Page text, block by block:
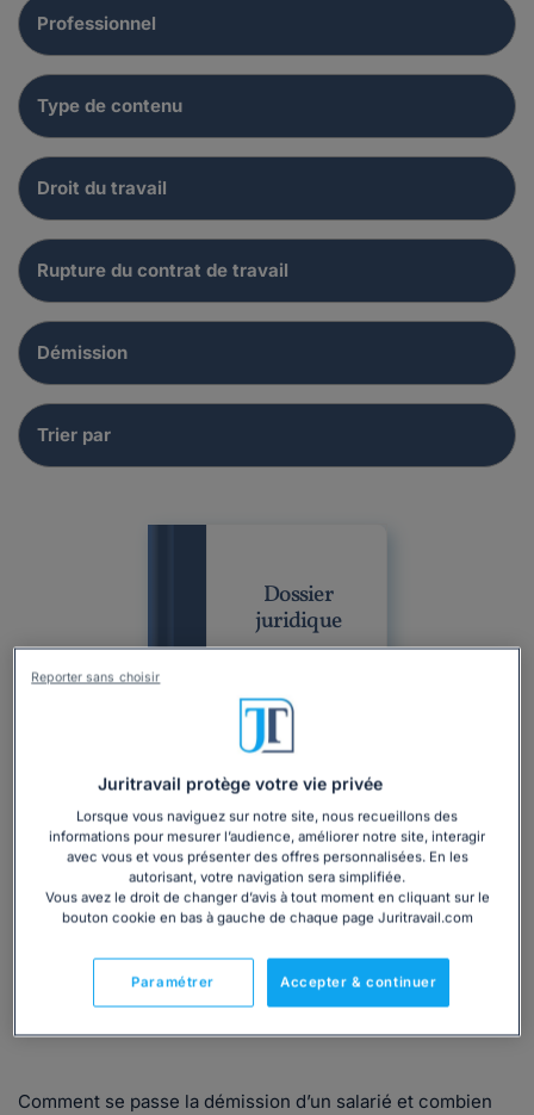
Dossier
juridique
Dossier Professionnel Droit du travail
Rupture du contrat de travail Démission Chômage
Contrats de Travail
Démission d'un salarié en CDI : préavis,
procédures...
Comment se passe la démission d’un salarié et combien
Juritravail protège votre vie privée
Lorsque vous naviguez sur notre site, nous recueillons des
informations pour mesurer l’audience, améliorer notre site, interagir
avec vous et vous présenter des offres personnalisées. En les
autorisant, votre navigation sera simplifiée.
Vous avez le droit de changer d’avis à tout moment en cliquant sur le
bouton cookie en bas à gauche de chaque page Juritravail.com
Accepter & continuer
Paramétrer
Reporter sans choisir